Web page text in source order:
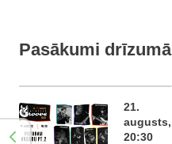
Pasākumi drīzumā
21.
augusts,
20:30